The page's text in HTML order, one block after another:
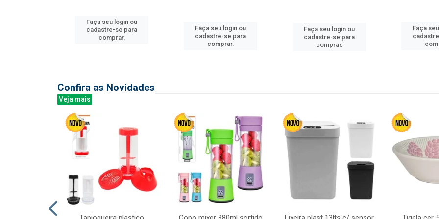
Faça seu login ou
cadastre-se para
comprar.
Faça seu login ou
cadastre-se para
comprar.
Faça seu login ou
cadastre-se para
comprar.
Faça
Confira as Novidades
Veja mais